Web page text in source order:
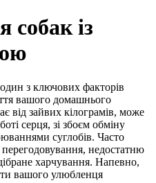
собак із
з ключових факторів
вашого домашнього
від зайвих кілограмів, може
серця, зі збоєм обміну
суглобів. Часто
перегодовування, недостатню
харчування. Напевно,
вашого улюбленця